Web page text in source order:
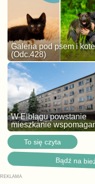
Galeria pod psem i
(Odc.428)
W Elblągu powstanie
mieszkanie
To się czyta
Bądź na